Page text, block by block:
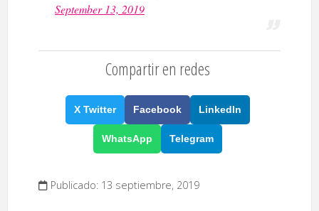
September 13, 2019
Compartir en redes
X Twitter Facebook LinkedIn
WhatsApp Telegram
Publicado: 13 septiembre, 2019